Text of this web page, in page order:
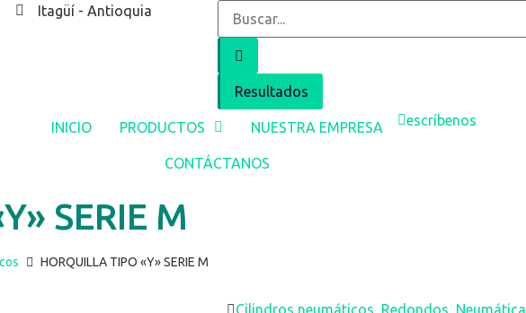
Itagüí - Antioquia
Resultados
INICIO PRODUCTOS NUESTRA EMPRESA
CONTÁCTANOS
escríbenos
SERIE M
HORQUILLA TIPO «Y» SERIE M
Cilindros neumáticos, Redondos, Neumática